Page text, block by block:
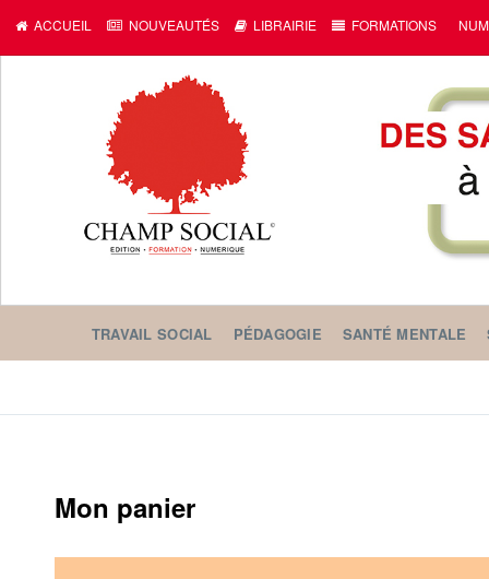
ACCUEIL NOUVEAUTÉS LIBRAIRIE FORMATIONS
TRAVAIL SOCIAL PÉDAGOGIE SANTÉ MENTALE
Mon panier